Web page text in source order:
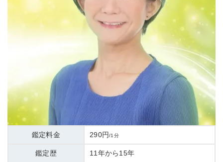
鑑定料金 290円/1分
鑑定歴 11年から15年